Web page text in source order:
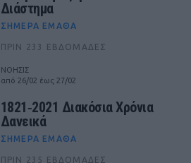
Διάστημα
ΣΉΜΕΡΑ ΈΜΑΘΑ
ΠΡΙΝ 233 ΕΒΔΟΜΆΔΕΣ
ΝΟΗΣΙΣ
από 26/02 έως 27/02
1821‑2021 Διακόσια Χρόνια
Δανεικά
ΣΉΜΕΡΑ ΈΜΑΘΑ
ΠΡΙΝ 235 ΕΒΔΟΜΆΔΕΣ